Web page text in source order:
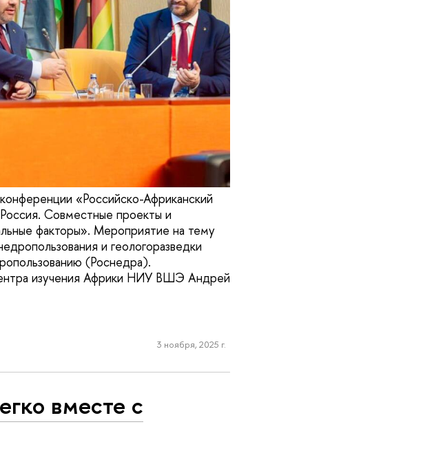
«Российско-Африканский
Совместные проекты и
факторы». Мероприятие на тему
и геологоразведки
(Роснедра).
изучения Африки НИУ ВШЭ Андрей
3 ноября, 2025 г.
вместе с